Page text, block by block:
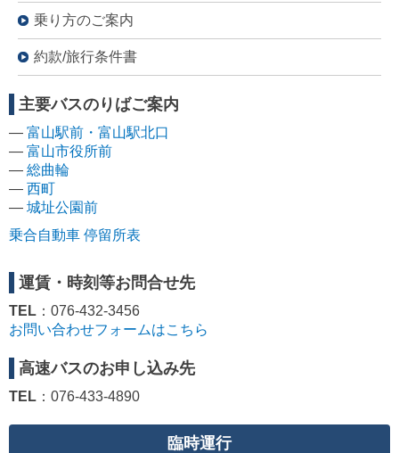
乗り方のご案内
約款/旅行条件書
主要バスのりばご案内
― 富山駅前・富山駅北口
― 富山市役所前
― 総曲輪
― 西町
― 城址公園前
乗合自動車 停留所表
運賃・時刻等お問合せ先
TEL ：076-432-3456
お問い合わせフォームはこちら
高速バスのお申し込み先
TEL ：076-433-4890
臨時運行